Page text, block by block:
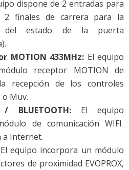
dispone de 2 entradas para
2 finales de carrera para la
del estado de la puerta
MOTION 433MHz: El equipo
receptor MOTION de
recepción de los controles
Muv.
BLUETOOTH:El equipo
de comunicación WIFI
a Internet.
El equipo incorpora un módulo
de proximidad EVOPROX,